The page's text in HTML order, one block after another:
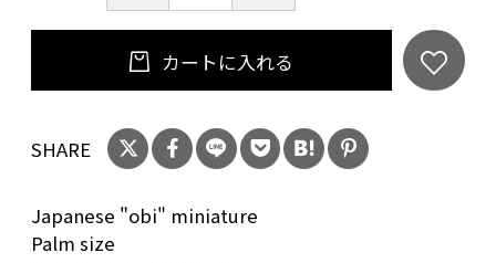
カートに入れる
SHARE
Japanese "obi" miniature
Palm size